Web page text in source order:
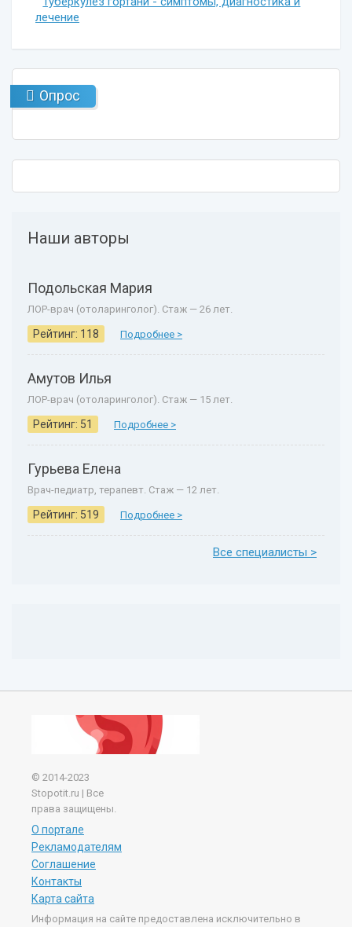
лечение
Опрос
Наши авторы
Подольская Мария
ЛОР-врач (отоларинголог). Стаж — 26 лет.
Рейтинг: 118 Подробнее >
Амутов Илья
ЛОР-врач (отоларинголог). Стаж — 15 лет.
Рейтинг: 51 Подробнее >
Гурьева Елена
Врач-педиатр, терапевт. Стаж — 12 лет.
Рейтинг: 519 Подробнее >
Все специалисты >
© 2014-2023
Stopotit.ru | Все
права защищены.
О портале
Рекламодателям
Соглашение
Контакты
Карта сайта
Информация на сайте предоставлена исключительно в